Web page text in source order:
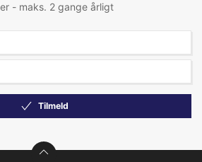
- maks. 2 gange årligt
Tilmeld